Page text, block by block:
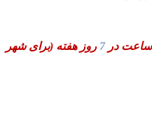
در7 روز هفته (برای شهر